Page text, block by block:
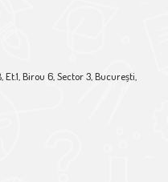
Birou 6, Sector 3, București,